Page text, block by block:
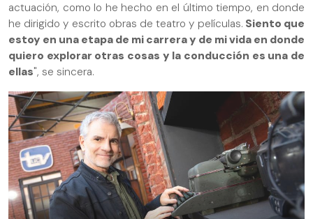
actuación, como lo he hecho en el último tiempo, en donde
he dirigido y escrito obras de teatro y películas. Siento que
estoy en una etapa de mi carrera y de mi vida en donde
quiero explorar otras cosas y la conducción es una de
ellas", se sincera.